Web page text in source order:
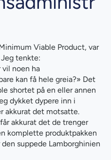
Viable Product, var
tenkte:
noen ha
kan få hele greia?» Det
shortet på en eller annen
dykket dypere inn i
akkurat det motsatte.
akkurat det de trenger
komplette produktpakken
suppede Lamborghinien